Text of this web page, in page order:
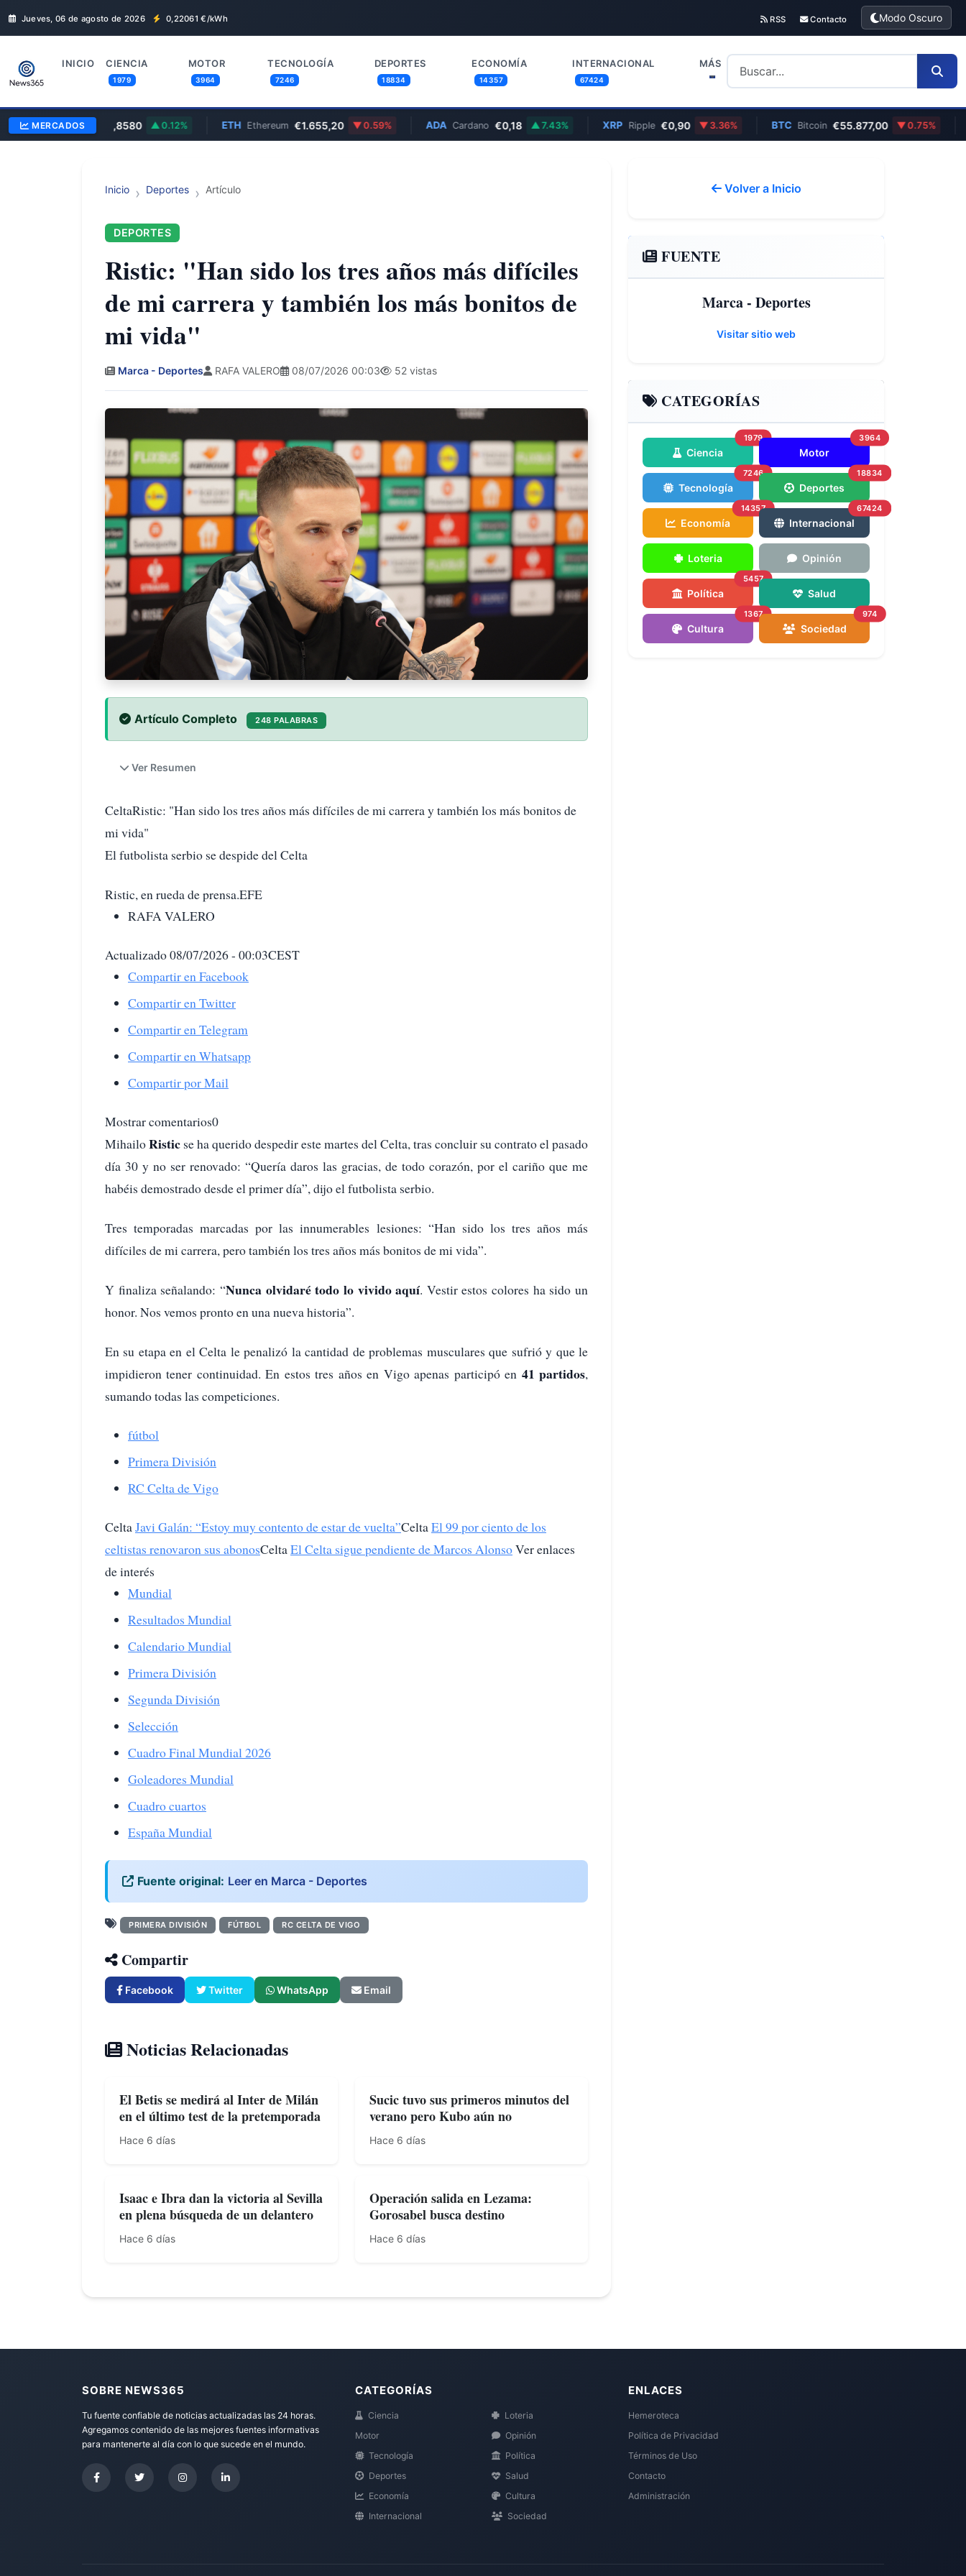
Jueves, 06 de agosto de 2026 0,22061 €/kWh RSS Contacto Modo Oscuro
INICIO CIENCIA
1979
MOTOR
3964
TECNOLOGÍA
7246
DEPORTES
18834
ECONOMÍA
14357
INTERNACIONAL
67424
MÁS
MERCADOS
GBP Euro/Libra 0,8580 0.12% Ethereum €1.655,20 0.59% Cardano €0,18 7.43% Ripple €0,90 3.36% Bitcoin €55.877,00 0.75%
Inicio Deportes Artículo
DEPORTES
Ristic: "Han sido los tres años más difíciles
de mi carrera y también los más bonitos de
mi vida"
Marca - Deportes RAFA VALERO 08/07/2026 00:03 52 vistas
Artículo Completo 248 PALABRAS
Ver Resumen
CeltaRistic: "Han sido los tres años más difíciles de mi carrera y también los más bonitos de
mi vida"
El futbolista serbio se despide del Celta
Ristic, en rueda de prensa.EFE
RAFA VALERO
Actualizado 08/07/2026 - 00:03CEST
Compartir en Facebook
Compartir en Twitter
Compartir en Telegram
Compartir en Whatsapp
Compartir por Mail
Mostrar comentarios0
MihailoRistic se ha querido despedir este martes del Celta, tras concluir su contrato el pasado
día 30 y no ser renovado: “Quería daros las gracias, de todo corazón, por el cariño que me
habéis demostrado desde el primer día”, dijo el futbolista serbio.
Tres temporadas marcadas por las innumerables lesiones: “Han sido los tres años más
difíciles de mi carrera, pero también los tres años más bonitos de mi vida”.
Y finaliza señalando: “Nunca olvidaré todo lo vivido aquí. Vestir estos colores ha sido un
honor. Nos vemos pronto en una nueva historia”.
En su etapa en el Celta le penalizó la cantidad de problemas musculares que sufrió y que le
impidieron tener continuidad. En estos tres años en Vigo apenas participó en 41 partidos,
sumando todas las competiciones.
fútbol
Primera División
RC Celta de Vigo
CeltaJavi Galán: “Estoy muy contento de estar de vuelta”CeltaEl 99 por ciento de los
celtistas renovaron sus abonosCeltaEl Celta sigue pendiente de Marcos AlonsoVer enlaces
de interés
Mundial
Resultados Mundial
Calendario Mundial
Primera División
Segunda División
Selección
Cuadro Final Mundial 2026
Goleadores Mundial
Cuadro cuartos
España Mundial
Fuente original: Leer en Marca - Deportes
PRIMERA DIVISIÓN FÚTBOL RC CELTA DE VIGO
Compartir
Facebook Twitter WhatsApp Email
Noticias Relacionadas
El Betis se medirá al Inter de Milán
en el último test de la pretemporada
Hace 6 días
Sucic tuvo sus primeros minutos del
verano pero Kubo aún no
Hace 6 días
Isaac e Ibra dan la victoria al Sevilla
en plena búsqueda de un delantero
Hace 6 días
Operación salida en Lezama:
Gorosabel busca destino
Hace 6 días
Volver a Inicio
FUENTE
Marca - Deportes
Visitar sitio web
CATEGORÍAS
Ciencia
1979
Motor
3964
Tecnología
7246
Deportes
18834
Economía
14357
Internacional
67424
Loteria Opinión
Política
5457
Salud
Cultura
1367
Sociedad
974
SOBRE NEWS365
Tu fuente confiable de noticias actualizadas las 24 horas.
Agregamos contenido de las mejores fuentes informativas
para mantenerte al día con lo que sucede en el mundo.
CATEGORÍAS
Ciencia
Motor
Tecnología
Deportes
Economía
Internacional
Loteria
Opinión
Política
Salud
Cultura
Sociedad
ENLACES
Hemeroteca
Política de Privacidad
Términos de Uso
Contacto
Administración